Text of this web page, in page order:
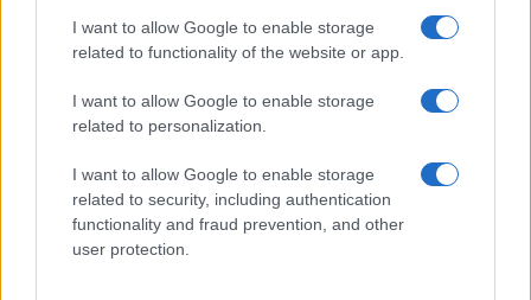
I want to allow Google to enable storage
related to functionality of the website or app.
I want to allow Google to enable storage
related to personalization.
I want to allow Google to enable storage
related to security, including authentication
functionality and fraud prevention, and other
user protection.
Lago d’Iseo in moto: itinerario tra borghi, vigneti e
Traffico intenso sulle strade italiane: previsioni e
strategie per l’esodo estivo
Pianificare un giorno nelle isole e riserve a numero
chiuso
Evitare il sold out nelle gite di un giorno: strategie